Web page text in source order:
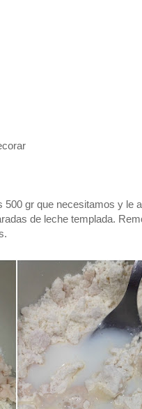
gr que necesitamos y le
de leche templada.